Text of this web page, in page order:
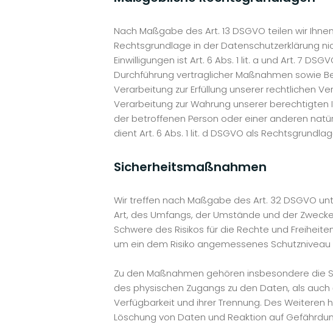
Nach Maßgabe des Art. 13 DSGVO teilen wir
Rechtsgrundlage in der Datenschutzerklärung
Einwilligungen ist Art. 6 Abs. 1 lit. a und Art. 7
Durchführung vertraglicher Maßnahmen sowie
Verarbeitung zur Erfüllung unserer rechtlichen
Verarbeitung zur Wahrung unserer berechtigten
der betroffenen Person oder einer anderen
dient Art. 6 Abs. 1 lit. d DSGVO als
Sicherheitsmaßnahmen
Wir treffen nach Maßgabe des Art. 32 DSGVO
Art, des Umfangs, der Umstände und der
Schwere des Risikos für die Rechte und
um ein dem Risiko angemessenes
Zu den Maßnahmen gehören insbesondere die
des physischen Zugangs zu den Daten, als
Verfügbarkeit und ihrer Trennung. Des
Löschung von Daten und Reaktion auf